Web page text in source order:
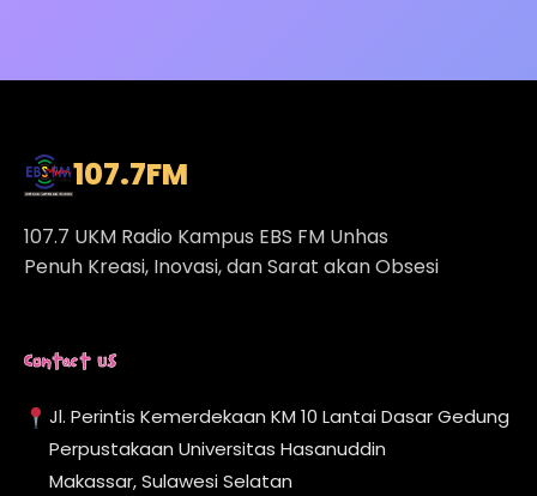
107.7FM
107.7 UKM Radio Kampus EBS FM Unhas
Penuh Kreasi, Inovasi, dan Sarat akan Obsesi
Contact Us
Jl. Perintis Kemerdekaan KM 10 Lantai Dasar Gedung
Perpustakaan Universitas Hasanuddin
Makassar, Sulawesi Selatan